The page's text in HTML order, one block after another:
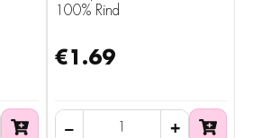
100% Rind
€1.69